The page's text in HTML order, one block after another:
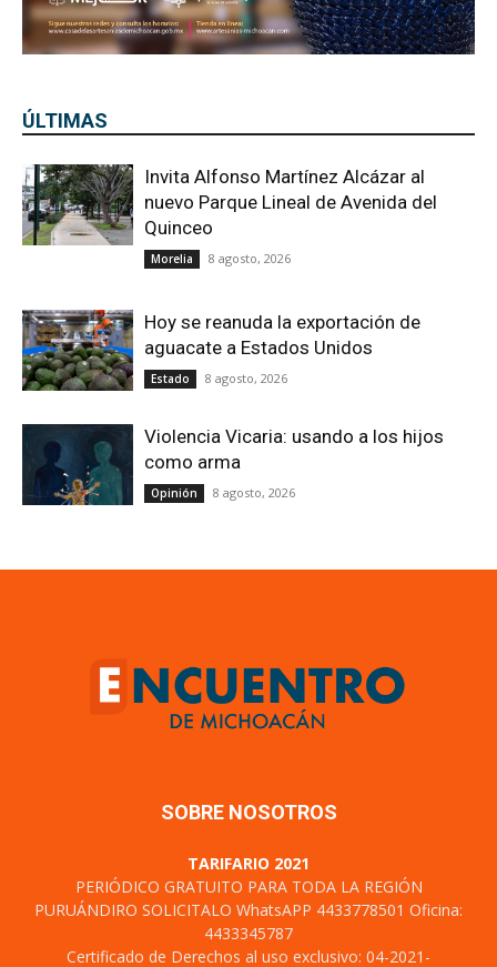
ÚLTIMAS
Invita Alfonso Martínez Alcázar al
nuevo Parque Lineal de Avenida del
Quinceo
Morelia 8 agosto, 2026
Hoy se reanuda la exportación de
aguacate a Estados Unidos
Estado 8 agosto, 2026
Violencia Vicaria: usando a los hijos
como arma
Opinión 8 agosto, 2026
SOBRE NOSOTROS
TARIFARIO 2021
PERIÓDICO GRATUITO PARA TODA LA REGIÓN
PURUÁNDIRO SOLICITALO WhatsAPP 4433778501 Oficina:
4433345787
Certificado de Derechos al uso exclusivo: 04-2021-